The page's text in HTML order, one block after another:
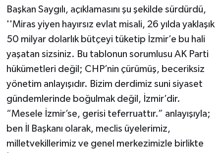
Başkan Saygılı, açıklamasını şu şekilde sürdürdü,
''Miras yiyen hayırsız evlat misali, 26 yılda yaklaşık
50 milyar dolarlık bütçeyi tüketip İzmir’e bu hali
yaşatan sizsiniz. Bu tablonun sorumlusu AK Parti
hükümetleri değil; CHP’nin çürümüş, beceriksiz
yönetim anlayışıdır. Bizim derdimiz suni siyaset
gündemlerinde boğulmak değil, İzmir’dir.
“Mesele İzmir’se, gerisi teferruattır.” anlayışıyla;
ben İl Başkanı olarak, meclis üyelerimiz,
milletvekillerimiz ve genel merkezimizle birlikte